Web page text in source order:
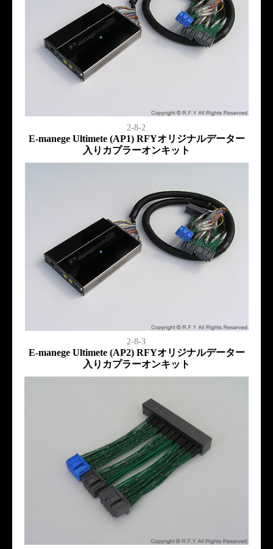
2-8-2
E-manege Ultimete (AP1) RFYオリジナルデーター
入りカプラーオンキット
2-8-3
E-manege Ultimete (AP2) RFYオリジナルデーター
入りカプラーオンキット